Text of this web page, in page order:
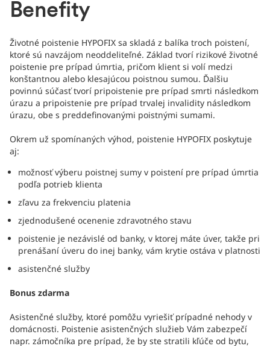
Benefity
Životné poistenie HYPOFIX sa skladá z balíka troch poistení,
ktoré sú navzájom neoddeliteľné. Základ tvorí rizikové životné
poistenie pre prípad úmrtia, pričom klient si volí medzi
konštantnou alebo klesajúcou poistnou sumou. Ďalšiu
povinnú súčasť tvorí pripoistenie pre prípad smrti následkom
úrazu a pripoistenie pre prípad trvalej invalidity následkom
úrazu, obe s preddefinovanými poistnými sumami.
Okrem už spomínaných výhod, poistenie HYPOFIX poskytuje
aj:
možnosť výberu poistnej sumy v poistení pre prípad úmrtia
podľa potrieb klienta
zľavu za frekvenciu platenia
zjednodušené ocenenie zdravotného stavu
poistenie je nezávislé od banky, v ktorej máte úver, takže pri
prenášaní úveru do inej banky, vám krytie ostáva v platnosti
asistenčné služby
Bonus zdarma
Asistenčné služby, ktoré pomôžu vyriešiť prípadné nehody v
domácnosti. Poistenie asistenčných služieb Vám zabezpečí
napr. zámočníka pre prípad, že by ste stratili kľúče od bytu,